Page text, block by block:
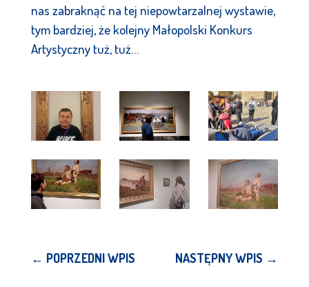
nas zabraknąć na tej niepowtarzalnej wystawie,
tym bardziej, że kolejny Małopolski Konkurs
Artystyczny tuż, tuż…
← POPRZEDNI WPIS NASTĘPNY WPIS →